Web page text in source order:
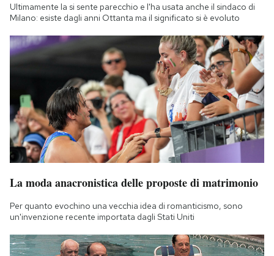
Ultimamente la si sente parecchio e l'ha usata anche il sindaco di
Milano: esiste dagli anni Ottanta ma il significato si è evoluto
La moda anacronistica delle proposte di matrimonio
Per quanto evochino una vecchia idea di romanticismo, sono
un'invenzione recente importata dagli Stati Uniti